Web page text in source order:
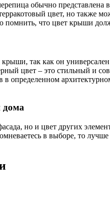
обычно
цвет, но также
что цвет крыши
так как он
цвет – это стильный и
определенном
дома
но и цвет других
в выборе, то